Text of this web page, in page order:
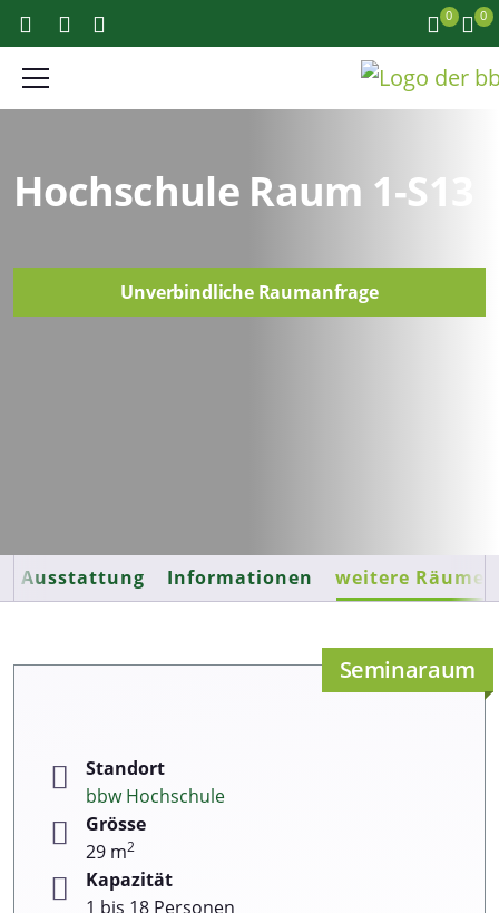
0 0
Hochschule Raum 1-S13
Unverbindliche Raumanfrage
Ausstattung Informationen weitere Räume
Seminaraum
Standort
bbw Hochschule
Grösse
29 m2
Kapazität
1 bis 18 Personen